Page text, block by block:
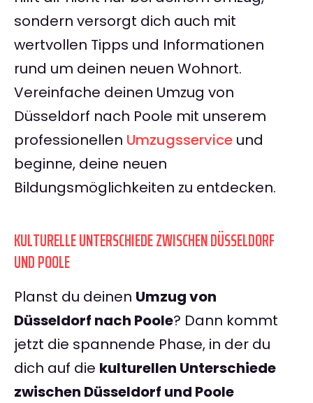
sondern versorgt dich auch mit
wertvollen Tipps und Informationen
rund um deinen neuen Wohnort.
Vereinfache deinen Umzug von
Düsseldorf nach Poole mit unserem
professionellen Umzugsservice und
beginne, deine neuen
Bildungsmöglichkeiten zu entdecken.
KULTURELLE UNTERSCHIEDE ZWISCHEN DÜSSELDORF
UND POOLE
Planst du deinen Umzug von
Düsseldorf nach Poole? Dann kommt
jetzt die spannende Phase, in der du
dich auf die kulturellen Unterschiede
zwischen Düsseldorf und Poole